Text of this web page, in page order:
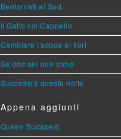
Bentornati al Sud
Il Gatto col Cappello
Cambiare l'acqua ai fiori
Se domani non torno
Succederà questa notte
Appena aggiunti
Queen Budapest